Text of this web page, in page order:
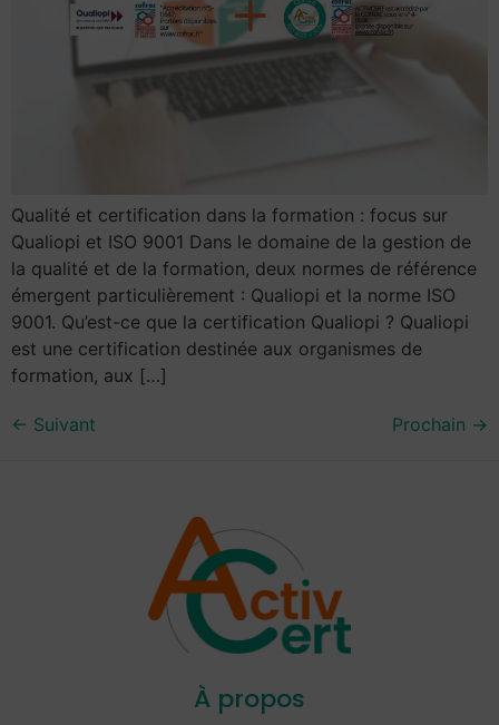
Qualité et certification dans la formation : focus sur
Qualiopi et ISO 9001 Dans le domaine de la gestion de
la qualité et de la formation, deux normes de référence
émergent particulièrement : Qualiopi et la norme ISO
9001. Qu’est-ce que la certification Qualiopi ? Qualiopi
est une certification destinée aux organismes de
formation, aux […]
← Suivant Prochain →
À propos